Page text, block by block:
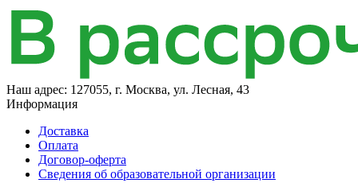
Наш адрес: 127055, г. Москва, ул. Лесная, 43
Информация
Доставка
Оплата
Договор-оферта
Сведения об образовательной организации